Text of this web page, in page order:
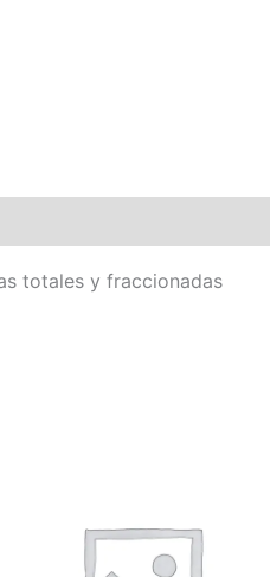
totales y fraccionadas